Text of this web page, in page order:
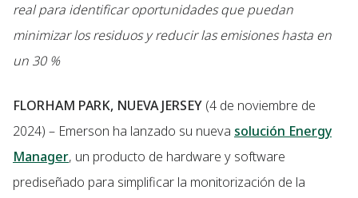
real para identificar oportunidades que puedan
minimizar los residuos y reducir las emisiones hasta en
un 30 %
FLORHAM PARK, NUEVA JERSEY (4 de noviembre de
2024) – Emerson ha lanzado su nueva solución Energy
Manager, un producto de hardware y software
prediseñado para simplificar la monitorización de la